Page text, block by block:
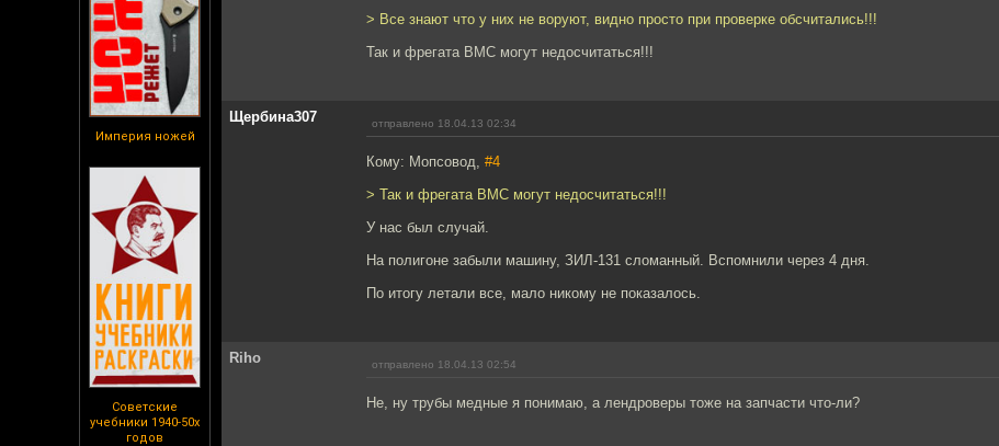
Империя ножей
Советские
учебники 1940-50х
годов
> Все знают что у них не воруют, видно просто при проверке обсчитались!!!
Так и фрегата ВМС могут недосчитаться!!!
Щербина307 отправлено 18.04.13 02:34
Кому: Мопсовод, #4
> Так и фрегата ВМС могут недосчитаться!!!
У нас был случай.
На полигоне забыли машину, ЗИЛ-131 сломанный. Вспомнили через 4 дня.
По итогу летали все, мало никому не показалось.
Riho отправлено 18.04.13 02:54
Не, ну трубы медные я понимаю, а лендроверы тоже на запчасти что-ли?